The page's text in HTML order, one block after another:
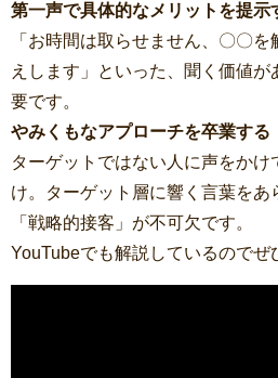
第一声で具体的なメリットを提示
「お時間は取らせません、〇〇
えします」といった、聞く価値
要です。
やみくもなアプローチを卒業する
ターゲットではない人に声をか
け。ターゲット層に響く言葉をあ
「戦略的接客」が不可欠です。
YouTubeでも解説しているのでぜ